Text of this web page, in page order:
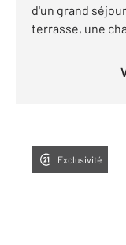
d'un grand
terrasse, une
Exclusivité